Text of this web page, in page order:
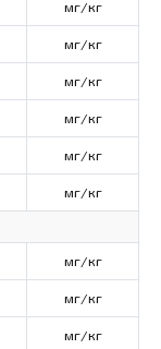
мг/кг
мг/кг
мг/кг
мг/кг
мг/кг
мг/кг
мг/кг
мг/кг
мг/кг